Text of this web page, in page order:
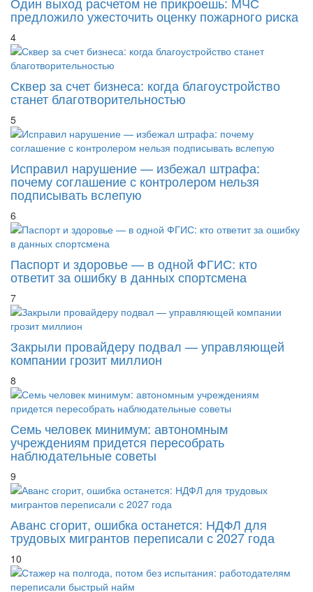
предложило ужесточить оценку пожарного риска
4
Сквер за счет бизнеса: когда благоустройство
станет благотворительностью
5
Исправил нарушение — избежал штрафа:
почему соглашение с контролером нельзя
подписывать вслепую
6
Паспорт и здоровье — в одной ФГИС: кто
ответит за ошибку в данных спортсмена
7
Закрыли провайдеру подвал — управляющей
компании грозит миллион
8
Семь человек минимум: автономным
учреждениям придется пересобрать
наблюдательные советы
9
Аванс сгорит, ошибка останется: НДФЛ для
трудовых мигрантов переписали с 2027 года
10